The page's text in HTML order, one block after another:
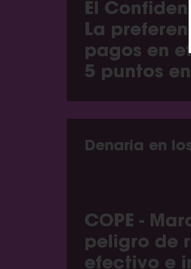
El
La
pagos en
5 puntos
Denaria en
COPE -
peligro de
efectivo e